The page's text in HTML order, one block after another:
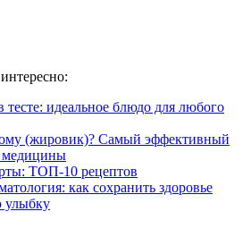
идеальное блюдо для любого
(жировик)? Самый эффективный
медицины
ТОП-10 рецептов
как сохранить здоровье
улыбку